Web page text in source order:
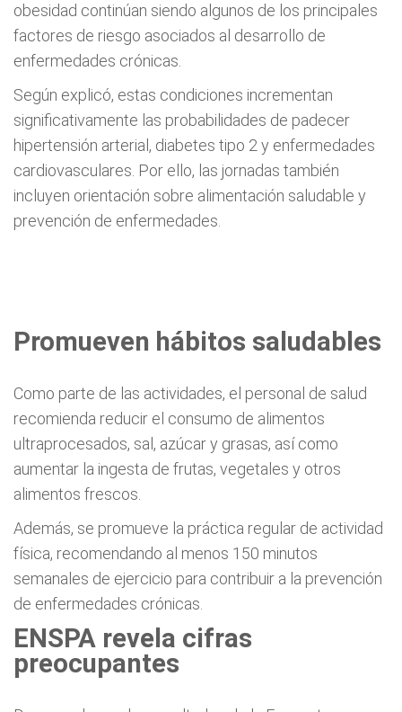
obesidad continúan siendo algunos de los principales
factores de riesgo asociados al desarrollo de
enfermedades crónicas.
Según explicó, estas condiciones incrementan
significativamente las probabilidades de padecer
hipertensión arterial, diabetes tipo 2 y enfermedades
cardiovasculares. Por ello, las jornadas también
incluyen orientación sobre alimentación saludable y
prevención de enfermedades.
Promueven hábitos saludables
Como parte de las actividades, el personal de salud
recomienda reducir el consumo de alimentos
ultraprocesados, sal, azúcar y grasas, así como
aumentar la ingesta de frutas, vegetales y otros
alimentos frescos.
Además, se promueve la práctica regular de actividad
física, recomendando al menos 150 minutos
semanales de ejercicio para contribuir a la prevención
de enfermedades crónicas.
ENSPA revela cifras
preocupantes